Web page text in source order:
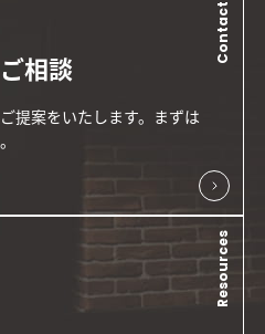
相談
提案をいたします。まずは
Contact
Resources